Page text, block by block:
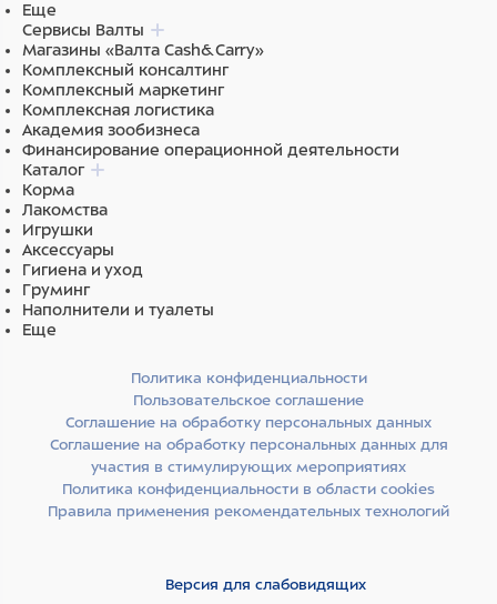
Еще
Сервисы Валты
Магазины «Валта Cash&Carry»
Комплексный консалтинг
Комплексный маркетинг
Комплексная логистика
Академия зообизнеса
Финансирование операционной деятельности
Каталог
Корма
Лакомства
Игрушки
Аксессуары
Гигиена и уход
Груминг
Наполнители и туалеты
Еще
Политика конфиденциальности
Пользовательское соглашение
Соглашение на обработку персональных данных
Соглашение на обработку персональных данных для
участия в стимулирующих мероприятиях
Политика конфиденциальности в области cookies
Правила применения рекомендательных технологий
Версия для слабовидящих